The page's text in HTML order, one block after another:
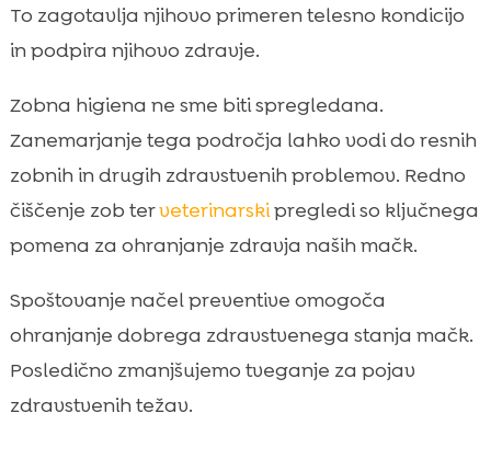
To zagotavlja njihovo primeren telesno kondicijo
in podpira njihovo zdravje.
Zobna higiena ne sme biti spregledana.
Zanemarjanje tega področja lahko vodi do resnih
zobnih in drugih zdravstvenih problemov. Redno
čiščenje zob terveterinarskipregledi so ključnega
pomena za ohranjanje zdravja naših mačk.
Spoštovanje načel preventive omogoča
ohranjanje dobrega zdravstvenega stanja mačk.
Posledično zmanjšujemo tveganje za pojav
zdravstvenih težav.